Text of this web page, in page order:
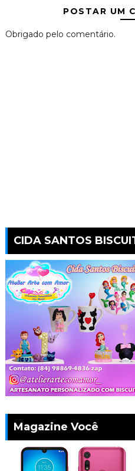
POSTAR UM
Obrigado pelo comentário.
CIDA SANTOS
Magazine Você